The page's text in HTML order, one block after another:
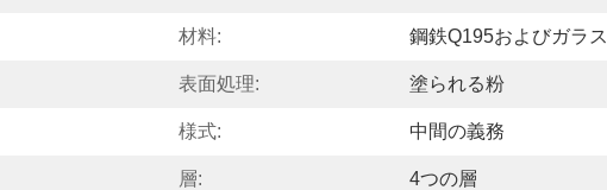
材料: 鋼鉄Q195およびガラス
表面処理: 塗られる粉
様式: 中間の義務
層: 4つの層